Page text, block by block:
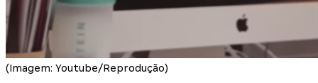
(Imagem: Youtube/Reprodução)